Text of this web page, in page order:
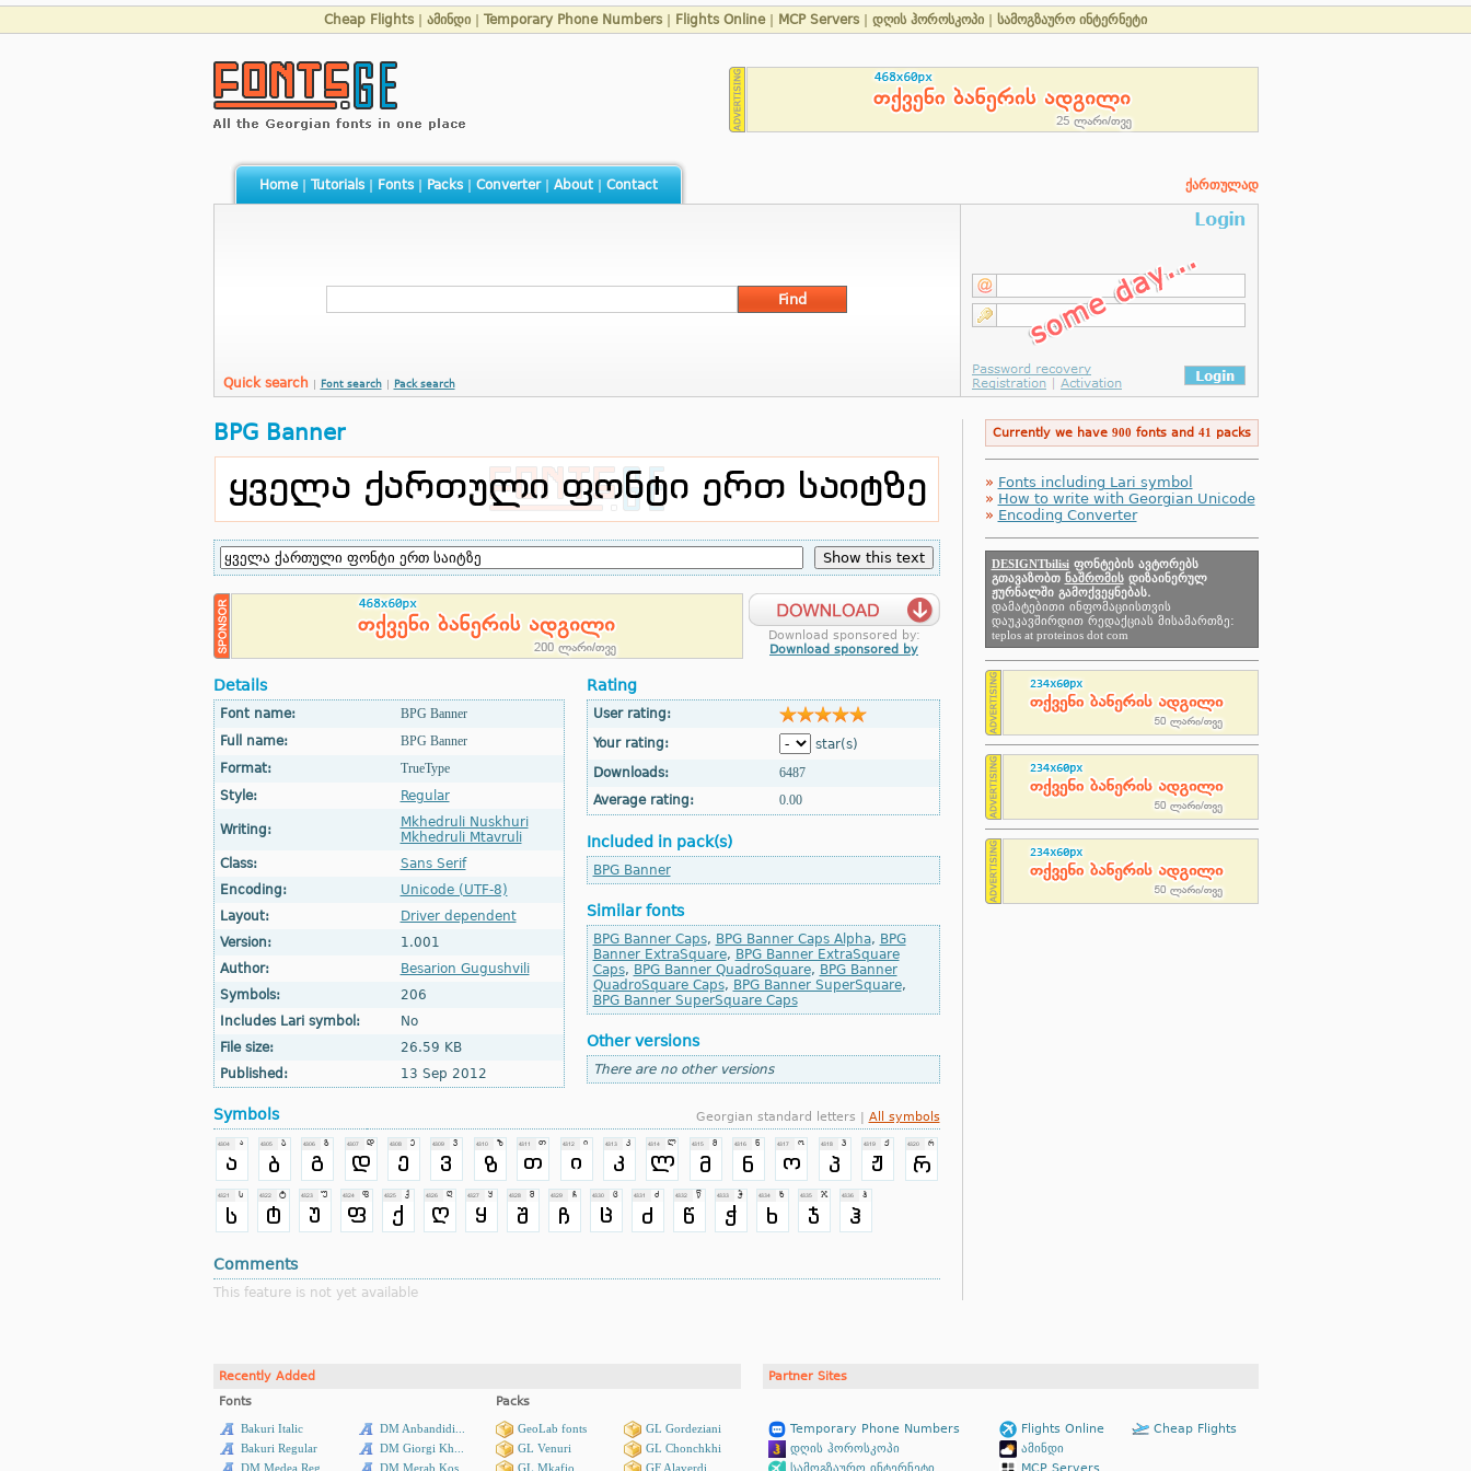
Cheap Flights ამინდი Temporary Phone Numbers Flights Online| MCP Servers დღის ჰოროსკოპი სამოგზაურო ინტერნეტი
Home| Tutorials| Fonts| Packs| Converter| About| Contact ქართულად
Quick search Font search Pack search
BPG Banner
Download sponsored by:
Download sponsored by
Details
Font name:
BPG Banner
Full name:
BPG Banner
Format:
TrueType
Style:
Regular
Writing:
Mkhedruli Nuskhuri
Mkhedruli Mtavruli
Class:
Sans Serif
Encoding:
Unicode (UTF-8)
Layout:
Driver dependent
Version:
1.001
Author:
Besarion Gugushvili
Symbols:
206
Includes Lari symbol:
No
File size:
26.59 KB
Published:
13 Sep 2012
Rating
User rating:
Your rating:
star(s)
Downloads:
6487
Average rating:
0.00
Included in pack(s)
BPG Banner
Similar fonts
BPG Banner Caps, BPG Banner Caps Alpha, BPG
Banner ExtraSquare, BPG Banner ExtraSquare
Caps, BPG Banner QuadroSquare, BPG Banner
QuadroSquare Caps, BPG Banner SuperSquare,
BPG Banner SuperSquare Caps
Other versions
There are no other versions
Symbols Georgian standard letters | All symbols
Comments
This feature is not yet available
Currently we have 900 fonts and 41 packs
» Fonts including Lari symbol
» How to write with Georgian Unicode
» Encoding Converter
DESIGNTbilisiფონტების ავტორებს
გთავაზობთ ნაშრომისდიზაინერულ
ჟურნალში გამოქვეყნებას.
დამატებითი ინფომაციისთვის
დაუკავშირდით რედაქციას მისამართზე:
teplos at proteinos dot com
Recently Added
Partner Sites
Fonts
Packs
Bakuri Italic
Bakuri Regular
DM Medea Reg...
DM Anbandidi...
DM Giorgi Kh...
DM Merab Kos...
GeoLab fonts
GL Venuri
GL Mkafio
GL Gordeziani
GL Chonchkhi
GF Alaverdi
Temporary Phone Numbers
დღის ჰოროსკოპი
Flights Online
ამინდი
Cheap Flights